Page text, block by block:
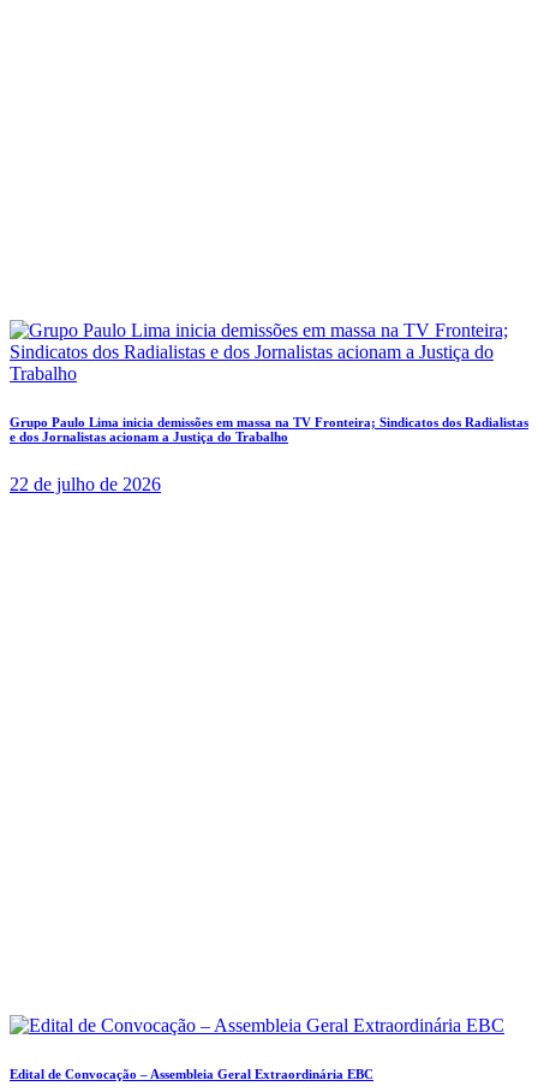
Grupo Paulo Lima inicia demissões em massa na TV Fronteira; Sindicatos dos Radialistas
e dos Jornalistas acionam a Justiça do Trabalho
22 de julho de 2026
Edital de Convocação – Assembleia Geral Extraordinária EBC